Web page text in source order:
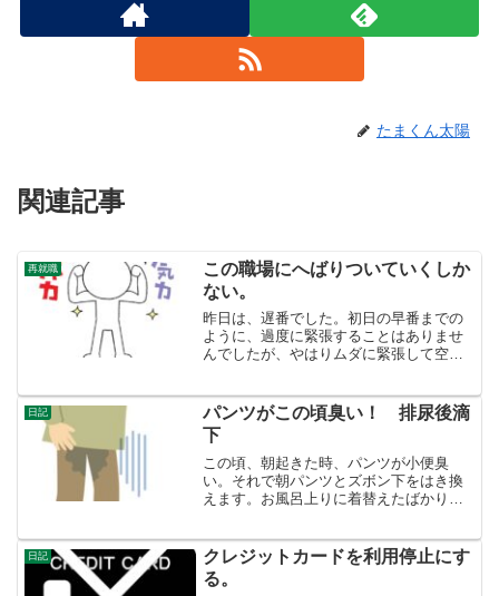
たまくん太陽
関連記事
再就職
この職場にへばりついていくしか
ない。
昨日は、遅番でした。初日の早番までの
ように、過度に緊張することはありませ
んでしたが、やはりムダに緊張して空回
を流す元気がありました。体自体は、2ヶ
月半でやっと慣れて来た...
日記
パンツがこの頃臭い！ 排尿後滴
下
この頃、朝起きた時、パンツが小便臭
い。それで朝パンツとズボン下をはき換
えます。お風呂上りに着替えたばかりな
振らないからだろう！」違います。若い
人とは違うのです。追っか...
日記
クレジットカードを利用停止にす
る。